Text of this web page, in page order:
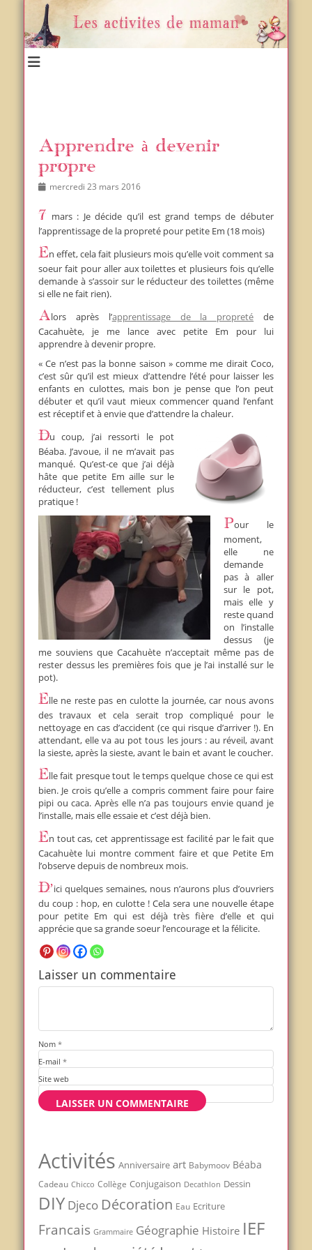
Apprendre à devenir
propre
Postedmercredi 23 mars 2016
7 mars : Je décide qu’il est grand temps de débuter
l’apprentissage de la propreté pour petite Em (18 mois)
En effet, cela fait plusieurs mois qu’elle voit comment sa
soeur fait pour aller aux toilettes et plusieurs fois qu’elle
demande à s’assoir sur le réducteur des toilettes (même
si elle ne fait rien).
Alors après l’apprentissage de la propreté de
Cacahuète, je me lance avec petite Em pour lui
apprendre à devenir propre.
« Ce n’est pas la bonne saison » comme me dirait Coco,
c’est sûr qu’il est mieux d’attendre l’été pour laisser les
enfants en culottes, mais bon je pense que l’on peut
débuter et qu’il vaut mieux commencer quand l’enfant
est réceptif et à envie que d’attendre la chaleur.
Du coup, j’ai ressorti le pot
Béaba. J’avoue, il ne m’avait pas
manqué. Qu’est-ce que j’ai déjà
hâte que petite Em aille sur le
réducteur, c’est tellement plus
pratique !
Pourle
moment,
elle ne
demande
pas à aller
sur le pot,
mais elle y
reste quand
on l’installe
dessus (je
me souviens que Cacahuète n’acceptait même pas de
rester dessus les premières fois que je l’ai installé sur le
pot).
Elle ne reste pas en culotte la journée, car nous avons
des travaux et cela serait trop compliqué pour le
nettoyage en cas d’accident (ce qui risque d’arriver !). En
attendant, elle va au pot tous les jours : au réveil, avant
la sieste, après la sieste, avant le bain et avant le coucher.
Elle fait presque tout le temps quelque chose ce qui est
bien. Je crois qu’elle a compris comment faire pour faire
pipi ou caca. Après elle n’a pas toujours envie quand je
l’installe, mais elle essaie et c’est déjà bien.
En tout cas, cet apprentissage est facilité par le fait que
Cacahuète lui montre comment faire et que Petite Em
l’observe depuis de nombreux mois.
D’ici quelques semaines, nous n’aurons plus d’ouvriers
du coup : hop, en culotte ! Cela sera une nouvelle étape
pour petite Em qui est déjà très fière d’elle et qui
apprécie que sa grande soeur l’encourage et la félicite.
Laisser un commentaire
Nom *
E-mail *
Site web
Activités Anniversaire art Babymoov Béaba
Cadeau Chicco Collège Conjugaison Decathlon Dessin
DIY Djeco Décoration Eau Ecriture
Francais Grammaire Géographie Histoire IEF